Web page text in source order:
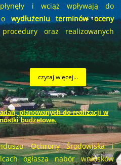
i wciąż wpływają do
wydłużeniu terminów oceny
oraz realizowanych
czytaj więcej...
planowanych do realizacji w
budżetowe.
Ochrony Środowiska i
ogłasza nabór wniosków